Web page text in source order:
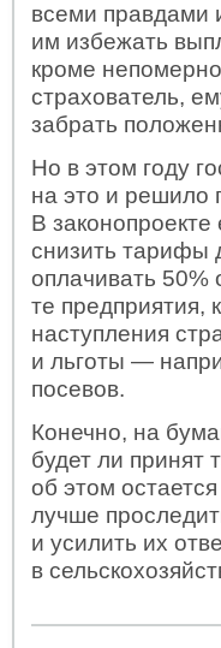
всеми правдами
им избежать
кроме
страхователь,
забрать
Но в этом году
на это и решило
В
снизить тарифы
оплачивать 50%
те предприятия,
наступления
и льготы —
посевов.
Конечно, на
будет ли принят
об этом
лучше
и усилить их
в